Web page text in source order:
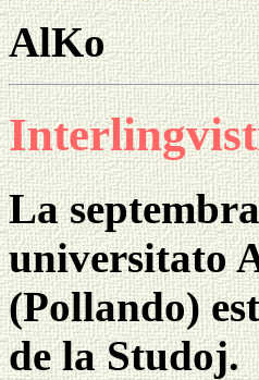
AlKo
La
universitato
(Pollando)
de la Studoj.